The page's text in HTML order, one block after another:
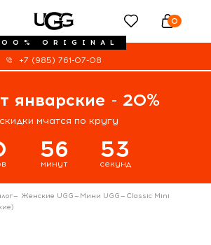
ORIGINAL
0
+7 (985) 761-07-08
январские - 20%
мчатся по кругу
56
минут
53
секунд
— Женские UGG— Мини UGG— Classic Mini